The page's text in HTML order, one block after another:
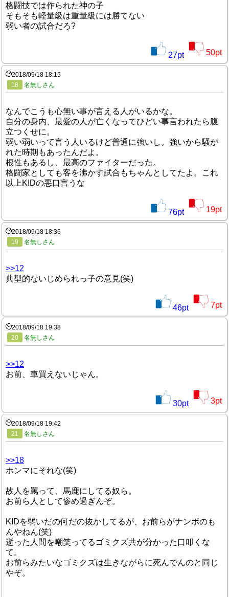
格闘技では作られた神の子
そもそも軽量級は重量級には勝てない
弱い者の試合だろ?
27pt 50pt
2018/09/18 18:15
18
名無しさん
なんでこうも心無い事が言える人がいるかな。
自分の身内、最愛の人が亡くなってひどい事言われたら腹
立つくせに。
弱い弱いって言う人いるけど普通に強いし。強いから騒が
れた時期もあったんだよ。
根性もあるし、最高のファイターだった。
格闘家としても客を沸かす試合もちゃんとしてたよ。これ
以上KIDの悪口言うな
76pt 19pt
2018/09/18 18:36
19
名無しさん
>>12
典型的ないじめられっ子の意見(笑)
46pt 7pt
2018/09/18 19:38
20
名無しさん
>>12
お前、車買えないじゃん。
30pt 3pt
2018/09/18 19:42
21
名無しさん
>>18
ホンマにそれな(笑)
故人を罵って、馬鹿にしてる奴ら。
お前ら人として惨め過ぎんぞ。
KIDを弱いだの何だの抜かしてるが、お前らがナンボのも
んやねん(笑)
逝った人間を嘲笑ってるゴミクズ共が分かった口叩くな
て。
お前らみたいなゴミクズは生きながらに死んでんのと同じ
やぞ。